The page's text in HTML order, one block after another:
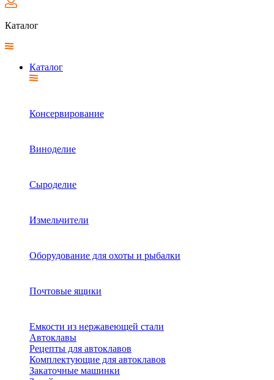
Каталог
Каталог
Консервирование
Виноделие
Сыроделие
Измельчители
Оборудование для охоты и рыбалки
Почтовые ящики
Емкости из нержавеющей стали
Автоклавы
Рецепты для автоклавов
Комплектующие для автоклавов
Закаточные машинки